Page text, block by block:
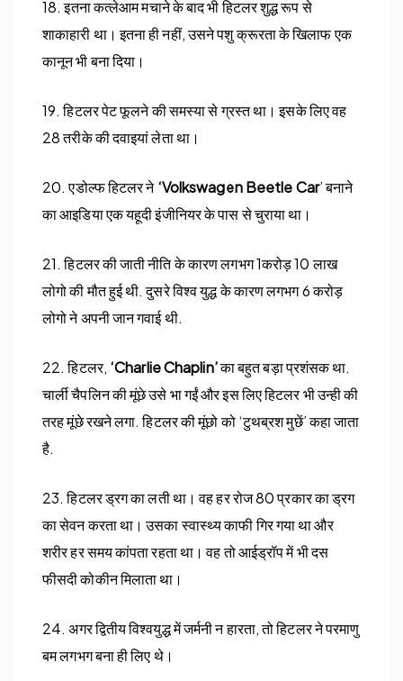
18. इतना कत्लेआम मचाने के बाद भी हिटलर शुद्ध रूप से
शाकाहारी था। इतना ही नहीं, उसने पशु क्रूरता के खिलाफ एक
कानून भी बना दिया।
19. हिटलर पेट फूलने की समस्या से ग्रस्त था। इसके लिए वह
28 तरीके की दवाइयां लेता था।
20. एडोल्फ हिटलर ने‘Volkswagen Beetle Car’ बनाने
का आइडिया एक यहूदी इंजीनियर के पास से चुराया था।
21. हिटलर की जाती नीति के कारण लगभग 1करोड़ 10 लाख
लोगो की मौत हुई थी. दुसरे विश्व युद्ध के कारण लगभग 6 करोड़
लोगो ने अपनी जान गवाई थी.
22. हिटलर, ‘Charlie Chaplin’का बहुत बड़ा प्रशंसक था.
चार्ली चैपलिन की मूंछे उसे भा गईं और इस लिए हिटलर भी उन्ही की
तरह मूंछे रखने लगा. हिटलर की मूंछो को ‘टुथब्रश मुछें’ कहा जाता
है.
23. हिटलर ड्रग का लती था। वह हर रोज 80 प्रकार का ड्रग
का सेवन करता था। उसका स्वास्थ्य काफी गिर गया था और
शरीर हर समय कांपता रहता था। वह तो आईड्रॉप में भी दस
फीसदी कोकीन मिलाता था।
24. अगर द्वितीय विश्वयुद्ध में जर्मनी न हारता, तो हिटलर ने परमाणु
बम लगभग बना ही लिए थे।